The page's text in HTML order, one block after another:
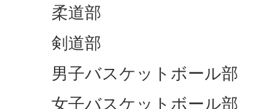
柔道部
剣道部
男子バスケットボール部
女子バスケットボール部